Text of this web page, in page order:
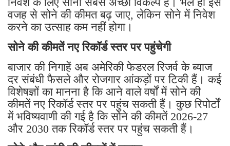
वजह से सोने की कीमत बढ़ जाए, लेकिन सोने में निवेश
करने का उत्साह कम नहीं होगा।
सोने की कीमतें नए रिकॉर्ड स्तर पर पहुंचेगी
बाजार की निगाहें अब अमेरिकी फेडरल रिजर्व के ब्याज
दर संबंधी फैसले और रोजगार आंकड़ों पर टिकी हैं। कई
विशेषज्ञों का मानना ​​है कि आने वाले वर्षों में सोने की
कीमतें नए रिकॉर्ड स्तर पर पहुंच सकती हैं। कुछ रिपोर्टों
में भविष्यवाणी की गई है कि सोने की कीमतें 2026-27
और 2030 तक रिकॉर्ड स्तर पर पहुंच सकती हैं।